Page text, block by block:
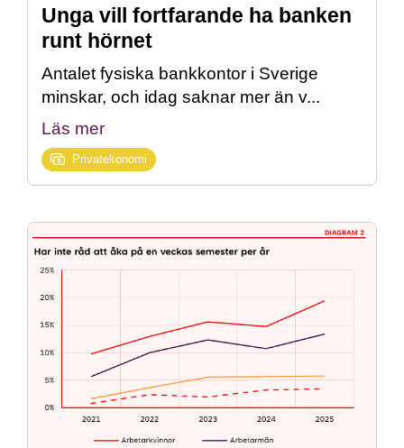
Unga vill fortfarande ha banken
runt hörnet
Antalet fysiska bankkontor i Sverige
minskar, och idag saknar mer än v...
Läs mer
Privatekonomi